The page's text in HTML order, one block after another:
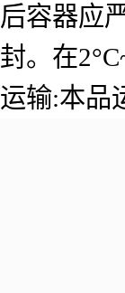
后容器应
封。在
运输:本品